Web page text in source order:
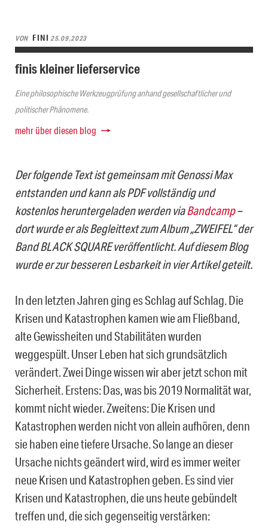
VON FINI 25.09.2023
finis kleiner lieferservice
Eine philosophische Werkzeugprüfung anhand gesellschaftlicher und
politischer Phänomene.
mehr über diesen blog
Der folgende Text ist gemeinsam mit Genossi Max
entstanden und kann als PDF vollständig und
kostenlos heruntergeladen werden viaBandcamp–
dort wurde er als Begleittext zum Album „ZWEIFEL“ der
Band BLACK SQUARE veröffentlicht. Auf diesem Blog
wurde er zur besseren Lesbarkeit in vier Artikel geteilt.
In den letzten Jahren ging es Schlag auf Schlag. Die
Krisen und Katastrophen kamen wie am Fließband,
alte Gewissheiten und Stabilitäten wurden
weggespült. Unser Leben hat sich grundsätzlich
verändert. Zwei Dinge wissen wir aber jetzt schon mit
Sicherheit. Erstens: Das, was bis 2019 Normalität war,
kommt nicht wieder. Zweitens: Die Krisen und
Katastrophen werden nicht von allein aufhören, denn
sie haben eine tiefere Ursache. So lange an dieser
Ursache nichts geändert wird, wird es immer weiter
neue Krisen und Katastrophen geben. Es sind vier
Krisen und Katastrophen, die uns heute gebündelt
treffen und, die sich gegenseitig verstärken: